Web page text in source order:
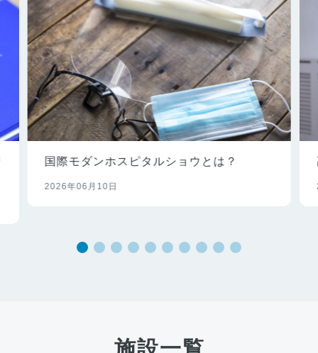
国際モダンホスピタルショウとは？
2026年06月10日
施設一覧